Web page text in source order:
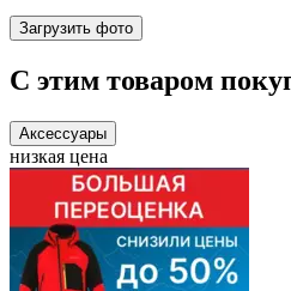
Загрузить фото
С этим товаром
Аксессуары
низкая цена